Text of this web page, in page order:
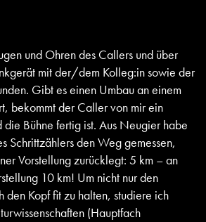
und Ohren des Callers und über
mit der/dem Kolleg:in sowie der
Gibt es einen Umbau an einem
bekommt der Caller von mir ein
Bühne fertig ist. Aus Neugier habe
Schrittzählers den Weg gemessen,
Vorstellung zurücklegt: 5 km – an
10 km! Um nicht nur den
den Kopf fit zu halten, studiere ich
(Hauptfach